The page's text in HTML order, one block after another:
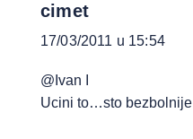
cimet
17/03/2011 u 15:54
@Ivan I
Ucini to…sto bezbolnije